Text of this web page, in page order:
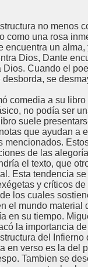
no menos
como una rosa
encuentra un alma,
Dios, Dante
Dios. Cuando el
se
comedia a su
no podía ser
suele
que ayudan a
mencionados.
de las
el texto, que
Esta tendencia se
y críticos
los cuales
el mundo material
en su tiempo.
la importancia
del Infierno
en verso es la del
Tambien se